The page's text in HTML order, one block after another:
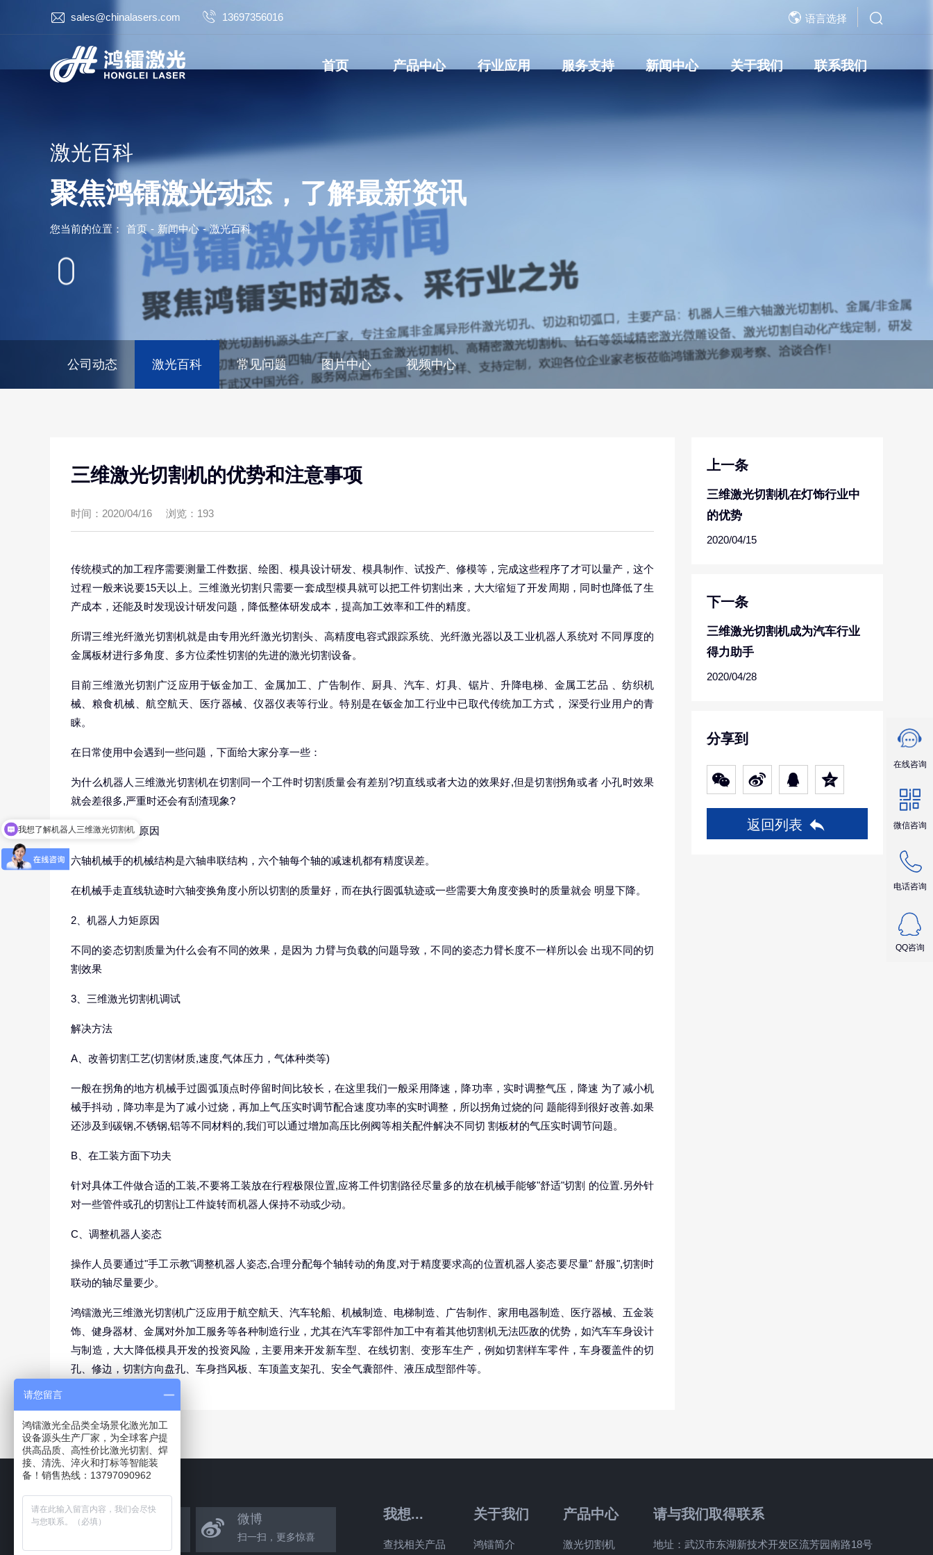
sales@chinalasers.com 13697356016 语言选择
首页 产品中心 行业应用 服务支持 新闻中心 关于我们 联系我们
激光百科
聚焦鸿镭激光动态，了解最新资讯
您当前的位置： 首页 - 新闻中心 - 激光百科
公司动态 激光百科 常见问题 图片中心 视频中心
三维激光切割机的优势和注意事项
时间：2020/04/16 浏览：193
传统模式的加工程序需要测量工件数据、绘图、模具设计研发、模具制作、试投产、修模等，完成这些程序了才可以量产，这个
过程一般来说要15天以上。三维激光切割只需要一套成型模具就可以把工件切割出来，大大缩短了开发周期，同时也降低了生
产成本，还能及时发现设计研发问题，降低整体研发成本，提高加工效率和工件的精度。
所谓三维光纤激光切割机就是由专用光纤激光切割头、高精度电容式跟踪系统、光纤激光器以及工业机器人系统对 不同厚度的
金属板材进行多角度、多方位柔性切割的先进的激光切割设备。
目前三维激光切割广泛应用于钣金加工、金属加工、广告制作、厨具、汽车、灯具、锯片、升降电梯、金属工艺品 、纺织机
械、粮食机械、航空航天、医疗器械、仪器仪表等行业。特别是在钣金加工行业中已取代传统加工方式， 深受行业用户的青
睐。
在日常使用中会遇到一些问题，下面给大家分享一些：
为什么机器人三维激光切割机在切割同一个工件时切割质量会有差别?切直线或者大边的效果好,但是切割拐角或者 小孔时效果
就会差很多,严重时还会有刮渣现象?
1、机器人结构原因
六轴机械手的机械结构是六轴串联结构，六个轴每个轴的减速机都有精度误差。
在机械手走直线轨迹时六轴变换角度小所以切割的质量好，而在执行圆弧轨迹或一些需要大角度变换时的质量就会 明显下降。
2、机器人力矩原因
不同的姿态切割质量为什么会有不同的效果，是因为 力臂与负载的问题导致，不同的姿态力臂长度不一样所以会 出现不同的切
割效果
3、三维激光切割机调试
解决方法
A、改善切割工艺(切割材质,速度,气体压力，气体种类等)
一般在拐角的地方机械手过圆弧顶点时停留时间比较长，在这里我们一般采用降速，降功率，实时调整气压，降速 为了减小机
械手抖动，降功率是为了减小过烧，再加上气压实时调节配合速度功率的实时调整，所以拐角过烧的问 题能得到很好改善.如果
还涉及到碳钢,不锈钢,铝等不同材料的,我们可以通过增加高压比例阀等相关配件解决不同切 割板材的气压实时调节问题。
B、在工装方面下功夫
针对具体工件做合适的工装,不要将工装放在行程极限位置,应将工件切割路径尽量多的放在机械手能够"舒适"切割 的位置.另外针
对一些管件或孔的切割让工件旋转而机器人保持不动或少动。
C、调整机器人姿态
操作人员要通过"手工示教"调整机器人姿态,合理分配每个轴转动的角度,对于精度要求高的位置机器人姿态要尽量" 舒服",切割时
联动的轴尽量要少。
鸿镭激光三维激光切割机广泛应用于航空航天、汽车轮船、机械制造、电梯制造、广告制作、家用电器制造、医疗器械、五金装
饰、健身器材、金属对外加工服务等各种制造行业，尤其在汽车零部件加工中有着其他切割机无法匹敌的优势，如汽车车身设计
与制造，大大降低模具开发的投资风险，主要用来开发新车型、在线切割、变形车生产，例如切割样车零件，车身覆盖件的切
孔、修边，切割方向盘孔、车身挡风板、车顶盖支架孔、安全气囊部件、液压成型部件等。
上一条
三维激光切割机在灯饰行业中
的优势
2020/04/15
下一条
三维激光切割机成为汽车行业
得力助手
2020/04/28
分享到
返回列表
官方微信 微博
扫一扫，更多惊喜
请与我们取得联系
地址：武汉市东湖新技术开发区流芳园南路18号
产品中心
激光切割机
关于我们
鸿镭简介
我想...
查找相关产品
在线咨询
微信咨询
电话咨询
QQ咨询
我想了解机器人三维激光切割机
请您留言
鸿镭激光全品类全场景化激光加工
设备源头生产厂家，为全球客户提
供高品质、高性价比激光切割、焊
接、清洗、淬火和打标等智能装
备！销售热线：13797090962